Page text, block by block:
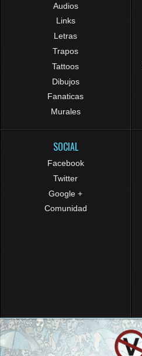
Audios
Links
Letras
Trapos
Tattoos
Dibujos
Fanaticas
Murales
SOCIAL
Facebook
Twitter
Google +
Comunidad